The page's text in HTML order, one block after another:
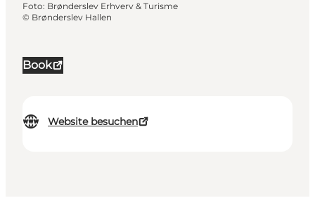
Book
Website besuchen
Foto: Brønderslev Erhverv & Turisme
© Brønderslev Hallen